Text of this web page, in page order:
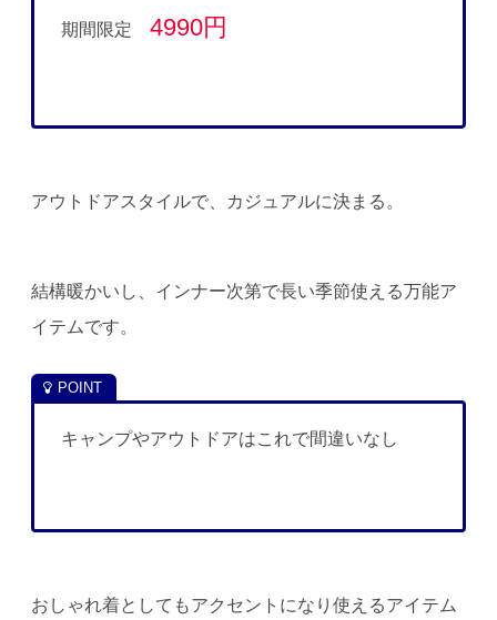
期間限定4990円
アウトドアスタイルで、カジュアルに決まる。
結構暖かいし、インナー次第で長い季節使える万能ア
イテムです。
キャンプやアウトドアはこれで間違いなし
おしゃれ着としてもアクセントになり使えるアイテム